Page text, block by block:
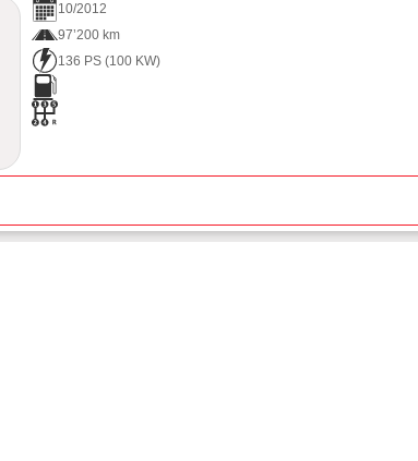
10/2012
97’200 km
136 PS (100 KW)